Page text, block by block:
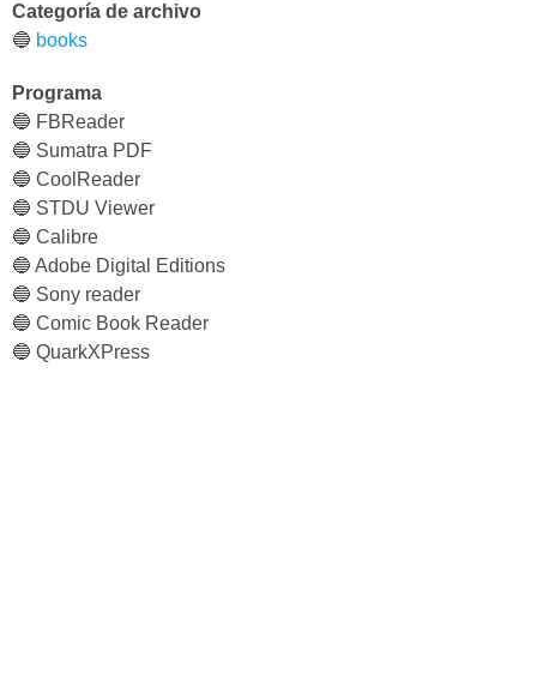
Categoría de archivo
🔵 books
Programa
🔵 FBReader
🔵 Sumatra PDF
🔵 CoolReader
🔵 STDU Viewer
🔵 Calibre
🔵 Adobe Digital Editions
🔵 Sony reader
🔵 Comic Book Reader
🔵 QuarkXPress